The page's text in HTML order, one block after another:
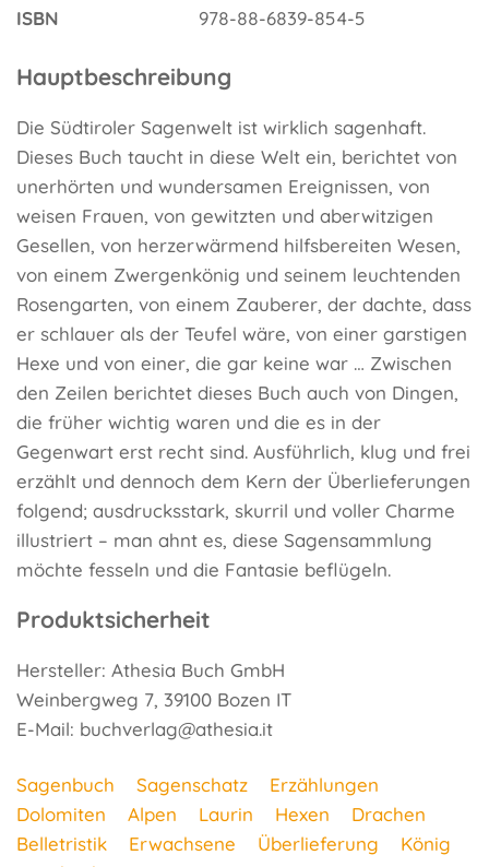
ISBN
978-88-6839-854-5
Hauptbeschreibung
Die Südtiroler Sagenwelt ist wirklich sagenhaft.
Dieses Buch taucht in diese Welt ein, berichtet von
unerhörten und wundersamen Ereignissen, von
weisen Frauen, von gewitzten und aberwitzigen
Gesellen, von herzerwärmend hilfsbereiten Wesen,
von einem Zwergenkönig und seinem leuchtenden
Rosengarten, von einem Zauberer, der dachte, dass
er schlauer als der Teufel wäre, von einer garstigen
Hexe und von einer, die gar keine war … Zwischen
den Zeilen berichtet dieses Buch auch von Dingen,
die früher wichtig waren und die es in der
Gegenwart erst recht sind. Ausführlich, klug und frei
erzählt und dennoch dem Kern der Überlieferungen
folgend; ausdrucksstark, skurril und voller Charme
illustriert – man ahnt es, diese Sagensammlung
möchte fesseln und die Fantasie beflügeln.
Produktsicherheit
Hersteller: Athesia Buch GmbH
Weinbergweg 7, 39100 Bozen IT
E-Mail: buchverlag@athesia.it
Sagenbuch Sagenschatz
Erzählungen
Dolomiten
Alpen Laurin Hexen
Drachen
Belletristik
Erwachsene Überlieferung
König